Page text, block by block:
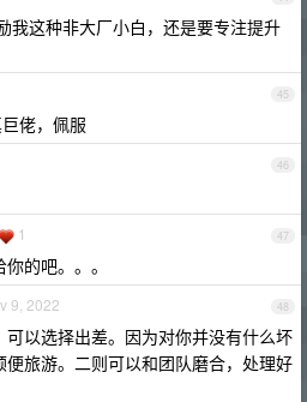
我这种非大厂小白，还是要专注提升
45
佬，佩服
46
47
1
的吧。。。
48
9, 2022
以选择出差。因为对你并没有什么坏
旅游。二则可以和团队磨合，处理好